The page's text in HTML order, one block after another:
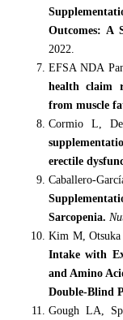
Outcomes: A
2022.
EFSA NDA
health claim
from muscle
Cormio L,
erectile
Caballero-
Sarcopenia.
Kim M, Otsuka
Intake with
and Amino
Double-Blind
Gough LA,